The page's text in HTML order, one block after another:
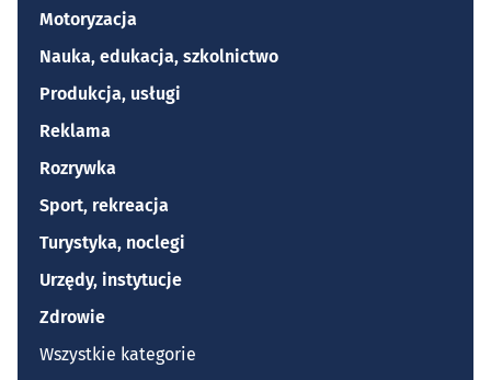
Motoryzacja
Nauka, edukacja, szkolnictwo
Produkcja, usługi
Reklama
Rozrywka
Sport, rekreacja
Turystyka, noclegi
Urzędy, instytucje
Zdrowie
Wszystkie kategorie